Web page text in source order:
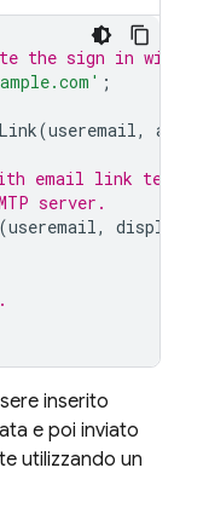
the sign in with
;
(useremail,
email link
server.
(useremail,
inserito
e poi inviato
utilizzando un